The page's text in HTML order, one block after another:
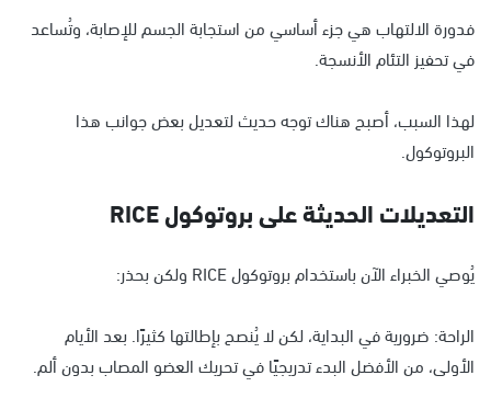
فدورة الالتهاب هي جزء أساسي من استجابة الجسم للإصابة، وتُساعد
في تحفيز التئام الأنسجة.
لهذا السبب، أصبح هناك توجه حديث لتعديل بعض جوانب هذا
البروتوكول.
التعديلات الحديثة على بروتوكول RICE
يُوصي الخبراء الآن باستخدام بروتوكول RICE ولكن بحذر:
الراحة: ضرورية في البداية، لكن لا يُنصح بإطالتها كثيرًا. بعد الأيام
الأولى، من الأفضل البدء تدريجيًا في تحريك العضو المصاب بدون ألم.